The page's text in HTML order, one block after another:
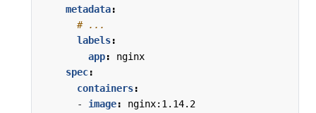
metadata:
# ...
labels:
app:
nginx
spec:
containers:
- image:
nginx:1.14.2